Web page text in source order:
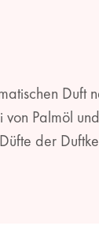
Duft
Palmöl und
der